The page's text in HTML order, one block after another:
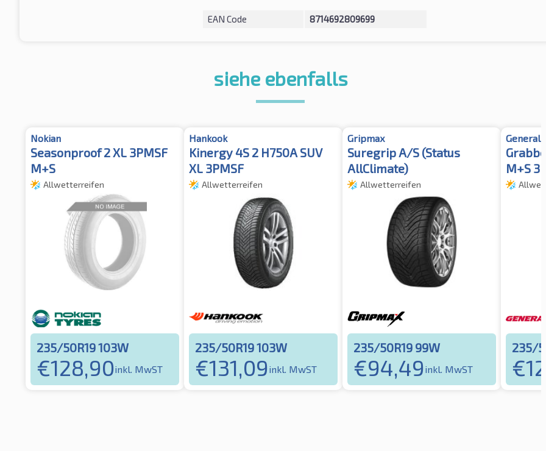
EAN Code 8714692809699
siehe ebenfalls
Nokian
Seasonproof 2 XL 3PMSF
M+S
Allwetterreifen
235/50R19 103W
€128,90inkl. MwST
Hankook
Kinergy 4S 2 H750A SUV
XL 3PMSF
Allwetterreifen
235/50R19 103W
€131,09inkl. MwST
Gripmax
Suregrip A/S (Status
AllClimate)
Allwetterreifen
235/50R19 99W
€94,49inkl. MwST
General
M+S
235/
€